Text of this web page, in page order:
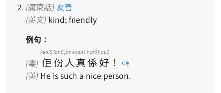
(廣東話) 友善
(英文) kind; friendly
例句：
(粵) 佢
keoi5
份
fan6
人
jan4
真
zan1
係
hai6
好
hou2
！
(英) He is such a nice person.